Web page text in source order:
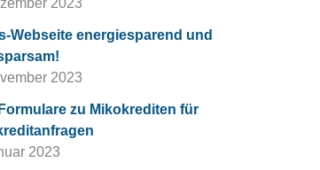
2023
Webseite energiesparend und
2023
zu Mikokrediten für
2023